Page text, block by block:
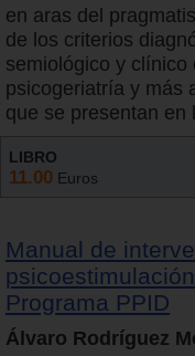
en aras del
de los criterios
semiológico y
psicogeriatría y más
que se presentan en
LIBRO
11.00 Euros
Manual de
Programa PPID
Álvaro Rodríguez